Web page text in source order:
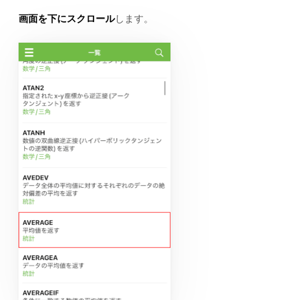
画面を下にスクロールします。